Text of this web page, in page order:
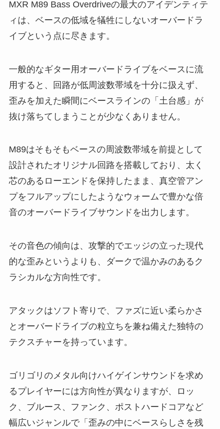
MXR M89 Bass Overdriveの最大のアイデンティテ
ィは、ベースの低域を犠牲にしないオーバードラ
イブという点に尽きます。
一般的なギター用オーバードライブをベースに流
用すると、回路が低周波数帯域を十分に扱えず、
歪みを加えた瞬間にベースラインの「土台感」が
抜け落ちてしまうことが少なくありません。
M89はそもそもベースの周波数帯域を前提として
設計されたオリジナル回路を搭載しており、太く
芯のあるローエンドを保持したまま、真空管アン
プをフルアップにしたようなウォームで豊かな倍
音のオーバードライブサウンドを出力します。
その音色の傾向は、攻撃的でエッジの立った現代
的な歪みというよりも、ダークで温かみのあるク
ラシカルな方向性です。
アタックはソフト寄りで、ファズに近い柔らかさ
とオーバードライブの粒立ちを兼ね備えた独特の
テクスチャーを持っています。
ゴリゴリのメタル向けハイゲインサウンドを求め
るプレイヤーには方向性が異なりますが、ロッ
ク、ブルース、ファンク、ポストハードコアなど
幅広いジャンルで「歪みの中にベースらしさを残